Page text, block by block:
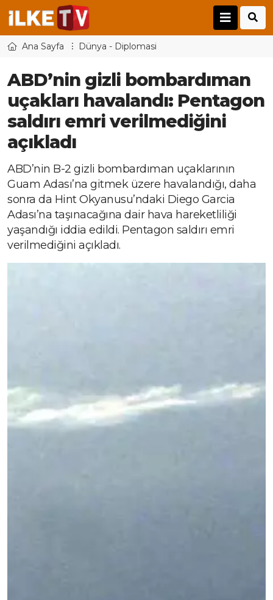
Ana Sayfa Dünya - Diplomasi
ABD’nin gizli bombardıman
uçakları havalandı: Pentagon
saldırı emri verilmediğini
açıkladı
ABD’nin B-2 gizli bombardıman uçaklarının
Guam Adası’na gitmek üzere havalandığı, daha
sonra da Hint Okyanusu’ndaki Diego Garcia
Adası’na taşınacağına dair hava hareketliliği
yaşandığı iddia edildi. Pentagon saldırı emri
verilmediğini açıkladı.